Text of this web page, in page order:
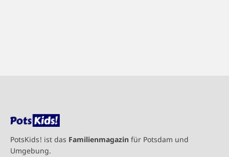
PotsKids! ist das Familienmagazin für Potsdam und
Umgebung.